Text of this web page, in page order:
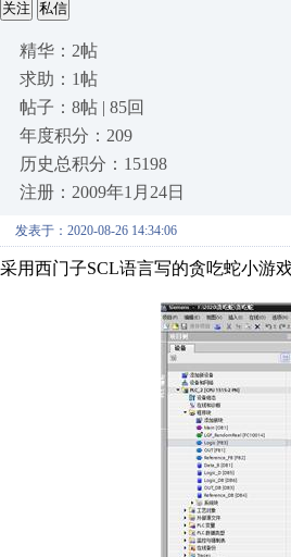
关注 私信
精华：2帖
求助：1帖
帖子：8帖 | 85回
年度积分：209
历史总积分：15198
注册：2009年1月24日
发表于：2020-08-26 14:34:06
采用西门子SCL语言写的贪吃蛇小游